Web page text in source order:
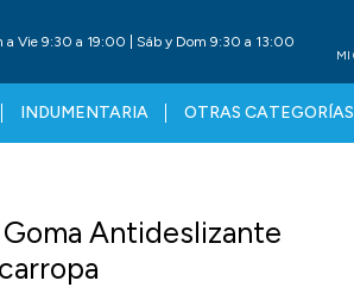
INDUMENTARIA OTRAS CATEGORÍAS
a Vie 9:30 a 19:00 | Sáb y Dom 9:30 a 13:00
Antideslizante